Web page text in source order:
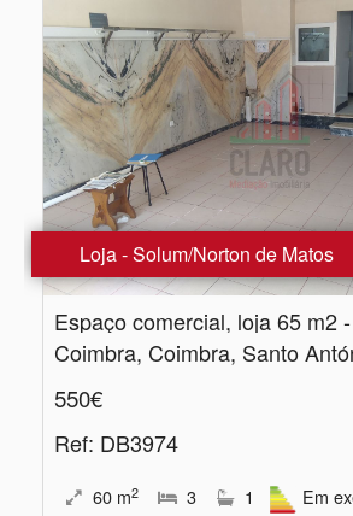
Loja - Solum/Norton de Matos
550€
Ref: DB3974
60 m2 3 1 Em